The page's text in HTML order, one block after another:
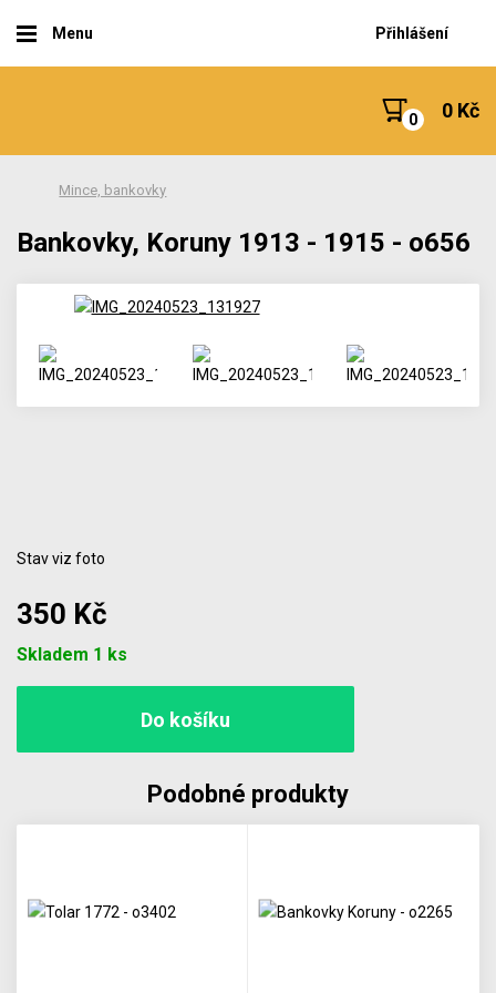
Menu Přihlášení
0 Kč
Mince, bankovky
Bankovky, Koruny 1913 - 1915 - o656
Stav viz foto
350 Kč
Skladem 1 ks
Podobné produkty